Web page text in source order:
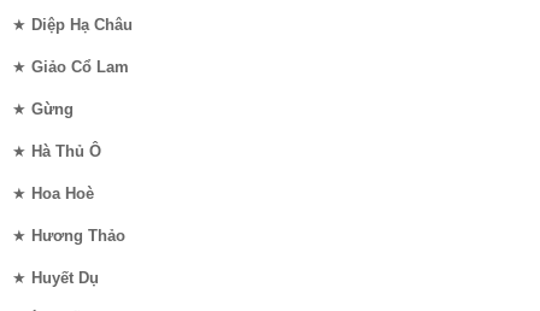
★ Diệp Hạ Châu
★ Giảo Cổ Lam
★ Gừng
★ Hà Thủ Ô
★ Hoa Hoè
★ Hương Thảo
★ Huyết Dụ